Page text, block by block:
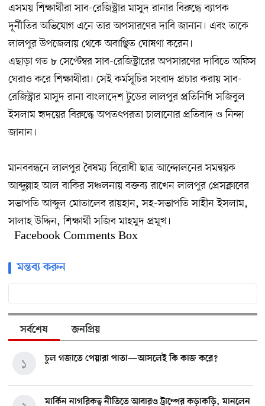
এসময় শিক্ষার্থীরা সাব-রেজিস্ট্রার মাসুদ রানার বিরুদ্ধে ব্যাপক
দূর্নীতির অভিযোগ এনে তার অপসারণের দাবি জানান। এবং তাকে
লালপুর উপজেলায় থেকে অবাঞ্ছিত ঘোষণা করেন।
এছাড়া গত ৮ সেপ্টেম্বর সাব-রেজিস্ট্রারের অপসারণের দাবিতে অফিস
ঘেরাও করে শিক্ষাথীরা। সেই কর্মসূচির সংবাদ প্রচার করায় সাব-
রেজিস্ট্রার মাসুদ রানা বাংলাদেশ টুডের লালপুর প্রতিনিধি সজিবুল
ইসলাম হৃদয়ের বিরুদ্ধে অপতৎপরতা চালানোর প্রতিবাদ ও নিন্দা
জানান।
মানববন্ধনে লালপুর বৈষম্য বিরোধী ছাত্র আন্দোলনের সমন্বয়ক
আব্দুল্লাহ আল বাকির সঞ্চলনায় বক্তব্য রাখেন লালপুর প্রেসক্লাবের
সভাপতি আব্দুল মোতালেব রায়হান, সহ-সভাপতি সাহীন ইসলাম,
সালাহ উদ্দিন, শিক্ষার্থী সজিব মাহমুদ প্রমূখ।
Facebook Comments Box
মন্তব্য করুন
সর্বশেষ জনপ্রিয়
চুল গজাতে পেয়ারা পাতা—আসলেই কি কাজ করে?
১
মার্কিন নাগরিকত্ব নীতিতে আবারও ট্রাম্পের কড়াকড়ি, মানলেন